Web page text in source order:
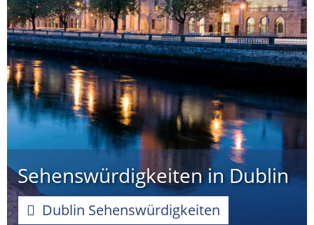
Sehenswürdigkeiten in Dublin
Dublin Sehenswürdigkeiten